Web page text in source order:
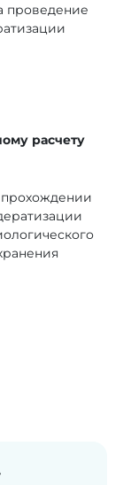
проведение
расчету